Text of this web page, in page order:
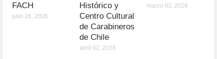
FACH
julio 26, 2026
Histórico y
Centro Cultural
de Carabineros
de Chile
abril 02, 2026
marzo 03, 2026